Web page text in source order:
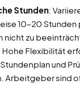
Stunden:
10-20 Stunden
nicht zu
Hohe Flexibilität
und
Arbeitgeber sind